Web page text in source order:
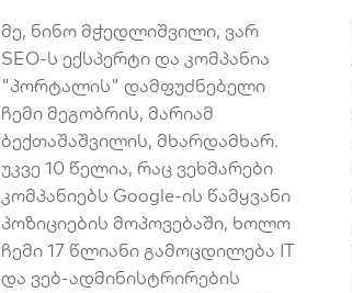
მე, ნინო მჭედლიშვილი, ვარ
SEO-ს ექსპერტი და კომპანია
"პორტალის" დამფუძნებელი
ჩემი მეგობრის, მარიამ
ბექთაშაშვილის, მხარდამხარ.
უკვე 10 წელია, რაც ვეხმარები
კომპანიებს Google-ის წამყვანი
პოზიციების მოპოვებაში, ხოლო
ჩემი 17 წლიანი გამოცდილება IT
და ვებ-ადმინისტრირების